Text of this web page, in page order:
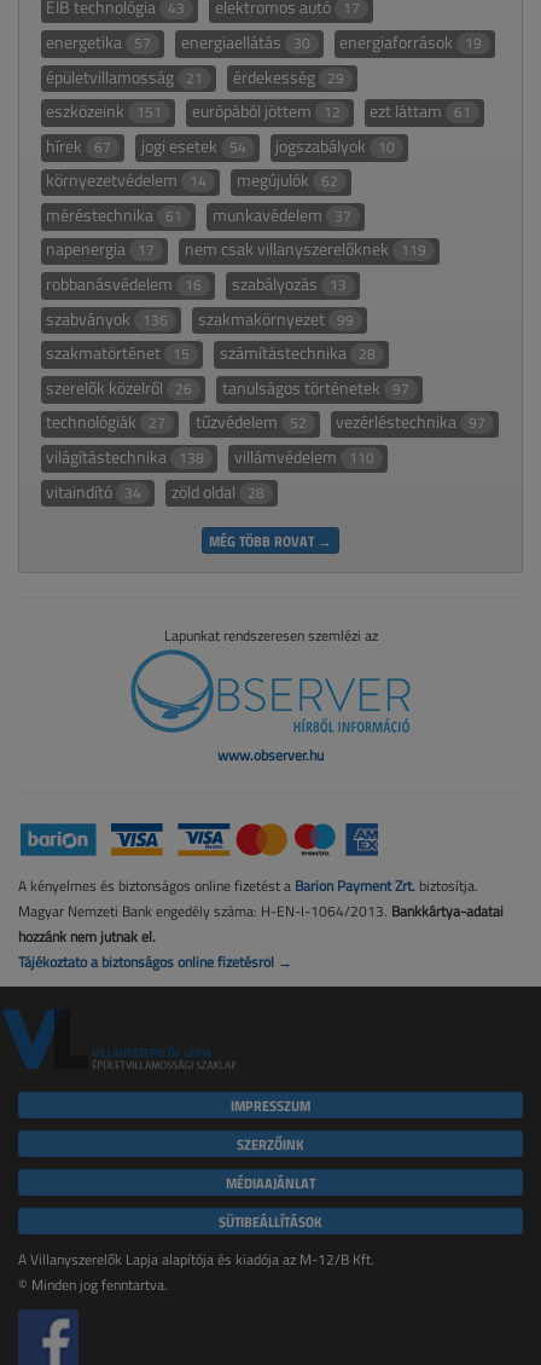
EIB technológia 43 elektromos autó 17
energetika 57 energiaellátás 30 energiaforrások 19
épületvillamosság 21 érdekesség 29
eszközeink 151 európából jöttem 12 ezt láttam 61
hírek 67 jogi esetek 54 jogszabályok 10
környezetvédelem 14 megújulók 62
méréstechnika 61 munkavédelem 37
napenergia 17 nem csak villanyszerelőknek 119
robbanásvédelem 16 szabályozás 13
szabványok 136 szakmakörnyezet 99
szakmatörténet 15 számítástechnika 28
szerelők közelről 26 tanulságos történetek 97
technológiák 27 tűzvédelem 52 vezérléstechnika 97
világítástechnika 138 villámvédelem 110
vitaindító 34 zöld oldal 28
MÉG TÖBB ROVAT →
Lapunkat rendszeresen szemlézi az
www.observer.hu
A kényelmes és biztonságos online fizetést a Barion Payment Zrt. biztosítja.
Magyar Nemzeti Bank engedély száma: H-EN-I-1064/2013. Bankkártya-adatai
hozzánk nem jutnak el.
Tájékoztató a biztonságos online fizetésről →
IMPRESSZUM
SZERZŐINK
MÉDIAAJÁNLAT
SÜTIBEÁLLÍTÁSOK
A Villanyszerelők Lapja alapítója és kiadója az M-12/B Kft.
© Minden jog fenntartva.